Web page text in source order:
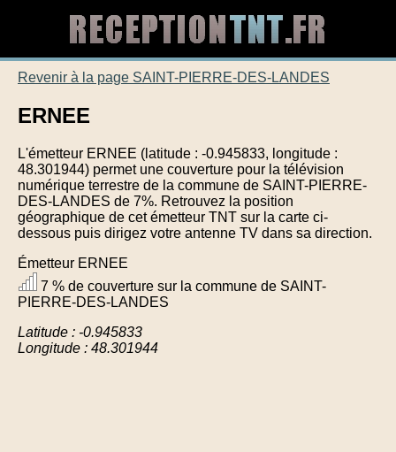
Revenir à la page SAINT-PIERRE-DES-LANDES
ERNEE
L'émetteur ERNEE (latitude : -0.945833, longitude :
48.301944) permet une couverture pour la télévision
numérique terrestre de la commune de SAINT-PIERRE-
DES-LANDES de 7%. Retrouvez la position
géographique de cet émetteur TNT sur la carte ci-
dessous puis dirigez votre antenne TV dans sa direction.
Émetteur ERNEE
7 % de couverture sur la commune de SAINT-
PIERRE-DES-LANDES
Latitude : -0.945833
Longitude : 48.301944